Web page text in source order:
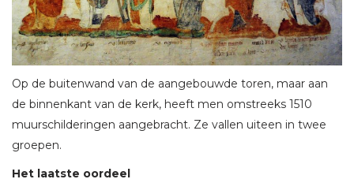
Op de buitenwand van de aangebouwde toren, maar aan
de binnenkant van de kerk, heeft men omstreeks 1510
muurschilderingen aangebracht. Ze vallen uiteen in twee
groepen.
Het laatste oordeel